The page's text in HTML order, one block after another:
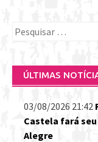
Pesquisar
ÚLTIMAS
03/08/2026 21:42
Castela fará
Alegre